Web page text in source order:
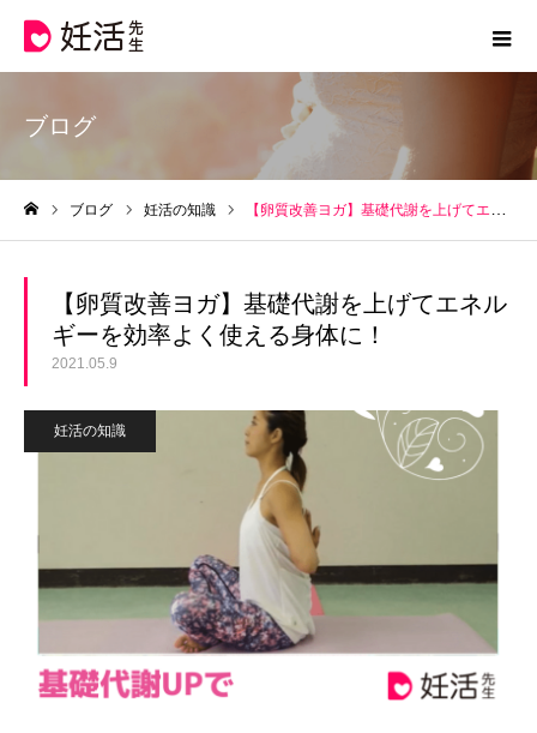
ブログ
ブログ 妊活の知識 【卵質改善ヨガ】基礎代謝を上げてエネルギーを効率よく使える身体に！
【卵質改善ヨガ】基礎代謝を上げてエネル
ギーを効率よく使える身体に！
2021.05.9
妊活の知識